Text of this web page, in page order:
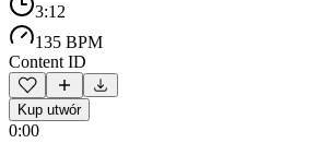
3:12
135 BPM
Content ID
Kup utwór
0:00